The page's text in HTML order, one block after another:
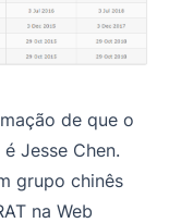
de que o
Jesse Chen.
grupo chinês
na Web